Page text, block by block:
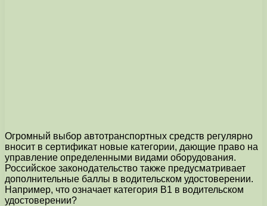
Огромный выбор автотранспортных средств регулярно
вносит в сертификат новые категории, дающие право на
управление определенными видами оборудования.
Российское законодательство также предусматривает
дополнительные баллы в водительском удостоверении.
Например, что означает категория B1 в водительском
удостоверении?